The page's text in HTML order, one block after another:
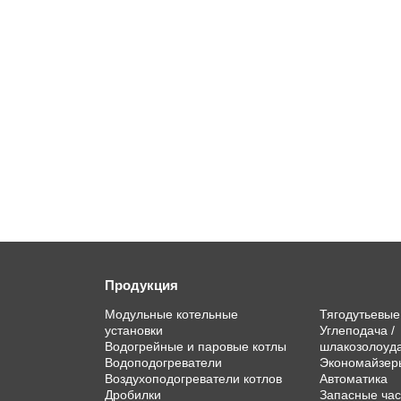
Продукция
Модульные котельные
установки
Водогрейные и паровые котлы
Водоподогреватели
Воздухоподогреватели котлов
Дробилки
Углеподача /
Автоматика
Запасные